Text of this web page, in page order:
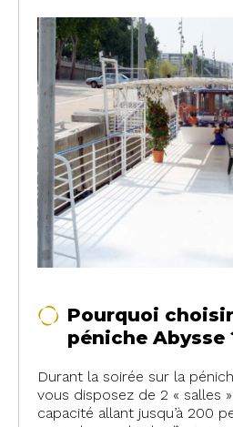
Pourquoi
péniche Abysse
Durant la soirée sur la
vous disposez de 2 « salles »
capacité allant jusqu’à 200